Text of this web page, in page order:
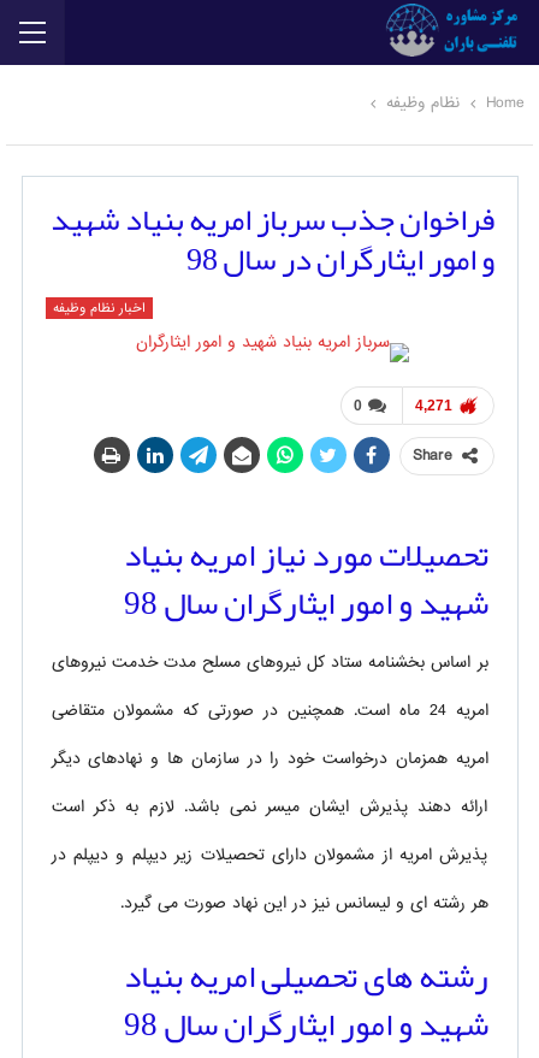
Home نظام وظیفه
فراخوان جذب سرباز امریه بنیاد شهید
و امور ایثارگران در سال 98
اخبار نظام وظیفه
0 4,271
Share
تحصیلات مورد نیاز امریه بنیاد
شهید و امور ایثارگران سال 98
بر اساس بخشنامه ستاد کل نیروهای مسلح مدت خدمت نیروهای
امریه 24 ماه است. همچنین در صورتی که مشمولان متقاضی
امریه همزمان درخواست خود را در سازمان ها و نهادهای دیگر
ارائه دهند پذیرش ایشان میسر نمی باشد. لازم به ذکر است
پذیرش امریه از مشمولان دارای تحصیلات زیر دیپلم و دیپلم در
هر رشته ای و لیسانس نیز در این نهاد صورت می گیرد.
رشته های تحصیلی امریه بنیاد
شهید و امور ایثارگران سال 98